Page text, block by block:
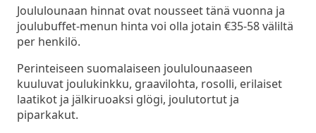
Joululounaan hinnat ovat nousseet tänä vuonna ja
joulubuffet-menun hinta voi olla jotain €35-58 väliltä
per henkilö.
Perinteiseen suomalaiseen joululounaaseen
kuuluvat joulukinkku, graavilohta, rosolli, erilaiset
laatikot ja jälkiruoaksi glögi, joulutortut ja
piparkakut.